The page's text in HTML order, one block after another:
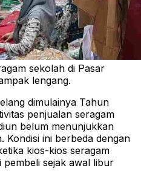
sekolah di Pasar
lengang.
dimulainya Tahun
penjualan seragam
belum menunjukkan
Kondisi ini berbeda dengan
kios-kios seragam
pembeli sejak awal libur